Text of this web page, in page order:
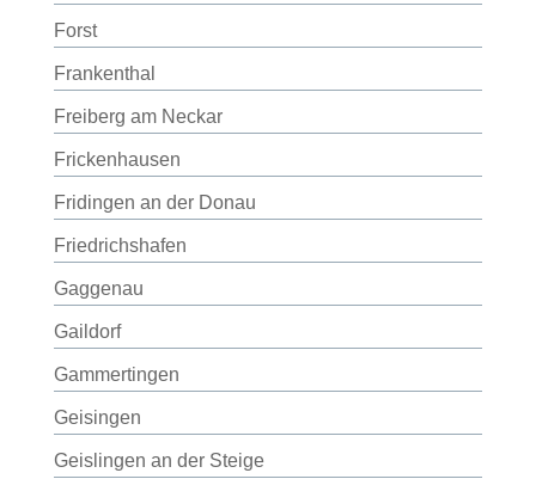
Forst
Frankenthal
Freiberg am Neckar
Frickenhausen
Fridingen an der Donau
Friedrichshafen
Gaggenau
Gaildorf
Gammertingen
Geisingen
Geislingen an der Steige